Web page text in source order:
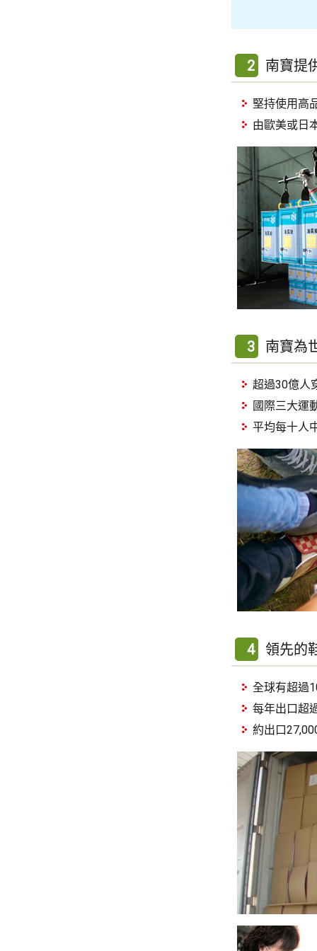
2 南寶提
堅持使用高
由歐美或日
3 南寶為
超過30億人
國際三大運
平均每十人
4 領先的
全球有超過
每年出口超
約出口